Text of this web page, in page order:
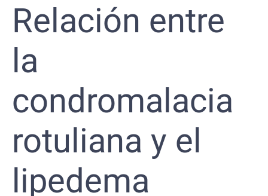
Relación entre
la
condromalacia
rotuliana y el
lipedema